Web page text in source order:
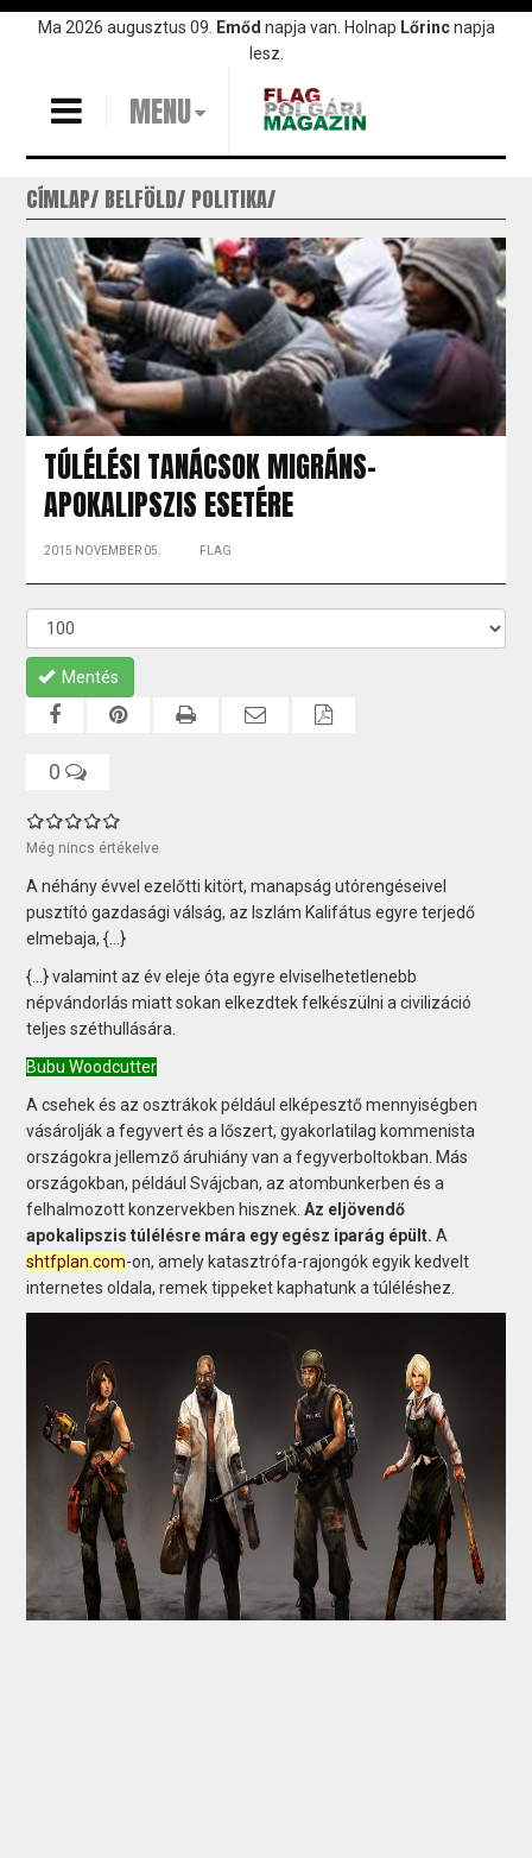
UgrásMa 2026 augusztus 09. Emőd napja van. Holnap Lőrincnapja
lesz.
MENU
CÍMLAP BELFÖLD POLITIKA
TÚLÉLÉSI TANÁCSOK MIGRÁNS-
APOKALIPSZIS ESETÉRE
2015 NOVEMBER 05. FLAG
Mentés
0
Még nincs értékelve
A néhány évvel ezelőtti kitört, manapság utórengéseivel
pusztító gazdasági válság, az Iszlám Kalifátus egyre terjedő
elmebaja, {...}
{...} valamint az év eleje óta egyre elviselhetetlenebb
népvándorlás miatt sokan elkezdtek felkészülni a civilizáció
teljes széthullására.
Bubu Woodcutter
A csehek és az osztrákok például elképesztő mennyiségben
vásárolják a fegyvert és a lőszert, gyakorlatilag kommenista
országokra jellemző áruhiány van a fegyverboltokban. Más
országokban, például Svájcban, az atombunkerben és a
felhalmozott konzervekben hisznek.Az eljövendő
apokalipszis túlélésre mára egy egész iparág épült. A
shtfplan.com-on, amely katasztrófa-rajongók egyik kedvelt
internetes oldala, remek tippeket kaphatunk a túléléshez.